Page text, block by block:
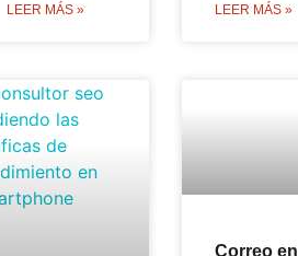
LEER MÁS » LEER MÁS »
Correo en